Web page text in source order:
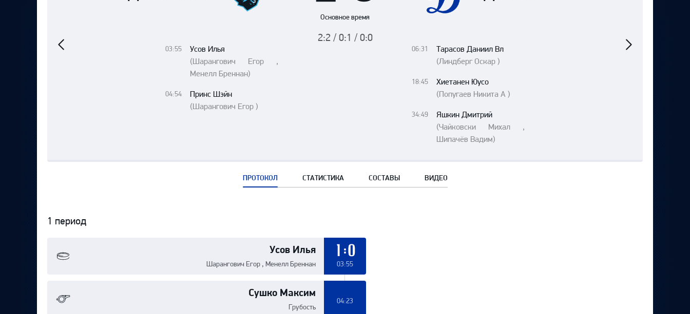
Шанхайские Драконы
Основное время
2:2 / 0:1 / 0:0
03:55
Усов Илья
(Шарангович Егор ,
Менелл Бреннан)
04:54
Принс Шэйн
(Шарангович Егор )
06:31
Тарасов Даниил Вл
(Линдберг Оскар )
18:45
Хиетанен Юусо
(Попугаев Никита А )
34:49
Яшкин Дмитрий
(Чайковски Михал ,
Шипачёв Вадим)
матч
матч
ПРОТОКОЛ СТАТИСТИКА СОСТАВЫ ВИДЕО
Протокол
1 период
Усов Илья
Шарангович Егор , Менелл Бреннан
1:0
03:55
Сушко Максим
Грубость
04:23